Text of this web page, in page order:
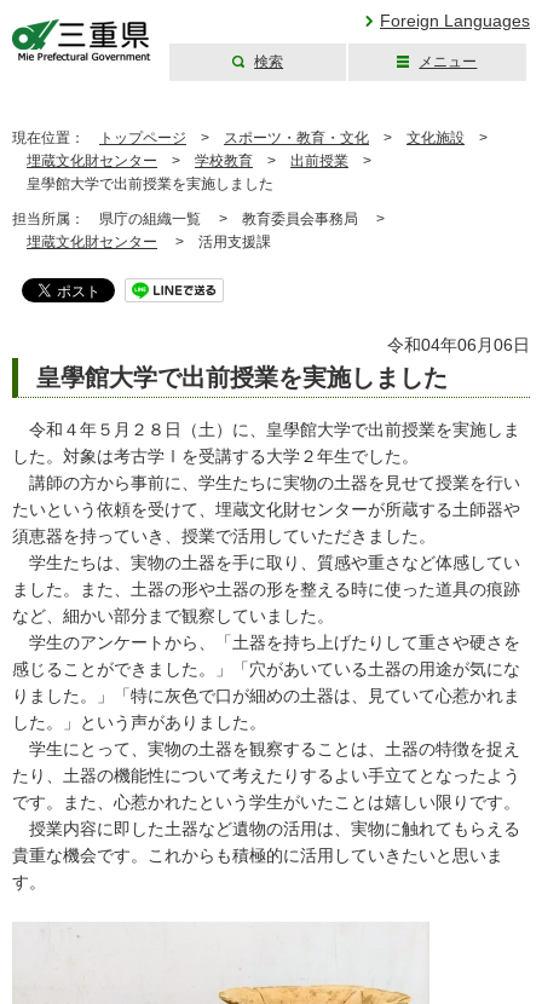
Foreign Languages
検索 メニュー
現在位置： トップページ > スポーツ・教育・文化 > 文化施設 >
埋蔵文化財センター > 学校教育 > 出前授業 >
皇學館大学で出前授業を実施しました
担当所属： 県庁の組織一覧 > 教育委員会事務局 >
埋蔵文化財センター > 活用支援課
令和04年06月06日
皇學館大学で出前授業を実施しました
令和４年５月２８日（土）に、皇學館大学で出前授業を実施しま
した。対象は考古学Ⅰを受講する大学２年生でした。
講師の方から事前に、学生たちに実物の土器を見せて授業を行い
たいという依頼を受けて、埋蔵文化財センターが所蔵する土師器や
須恵器を持っていき、授業で活用していただきました。
学生たちは、実物の土器を手に取り、質感や重さなど体感してい
ました。また、土器の形や土器の形を整える時に使った道具の痕跡
など、細かい部分まで観察していました。
学生のアンケートから、「土器を持ち上げたりして重さや硬さを
感じることができました。」「穴があいている土器の用途が気にな
りました。」「特に灰色で口が細めの土器は、見ていて心惹かれま
した。」という声がありました。
学生にとって、実物の土器を観察することは、土器の特徴を捉え
たり、土器の機能性について考えたりするよい手立てとなったよう
です。また、心惹かれたという学生がいたことは嬉しい限りです。
授業内容に即した土器など遺物の活用は、実物に触れてもらえる
貴重な機会です。これからも積極的に活用していきたいと思いま
す。